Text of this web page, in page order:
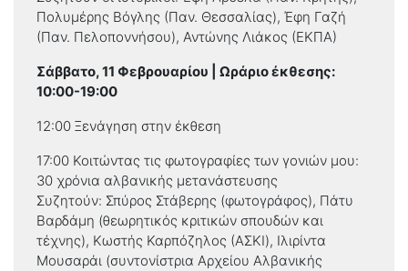
Πολυμέρης Βόγλης (Παν. Θεσσαλίας), Έφη Γαζή
(Παν. Πελοποννήσου), Αντώνης Λιάκος (ΕΚΠΑ)
Σάββατο, 11 Φεβρουαρίου | Ωράριο έκθεσης:
10:00-19:00
12:00 Ξενάγηση στην έκθεση
17:00 Κοιτώντας τις φωτογραφίες των γονιών μου:
30 χρόνια αλβανικής μετανάστευσης
Συζητούν: Σπύρος Στάβερης (φωτογράφος), Πάτυ
Βαρδάμη (θεωρητικός κριτικών σπουδών και
τέχνης), Κωστής Καρπόζηλος (ΑΣΚΙ), Ιλιρίντα
Μουσαράι (συντονίστρια Αρχείου Αλβανικής